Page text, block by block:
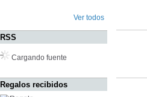
Ver todos
RSS
Cargando fuente
Regalos recibidos